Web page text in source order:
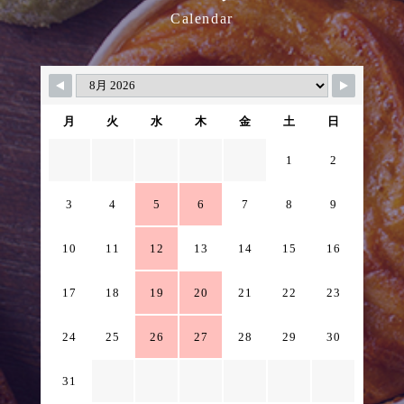
Calendar
月 火 水 木 金 土 日
1 2
3 4 5 6 7 8 9
10 11 12 13 14 15 16
17 18 19 20 21 22 23
24 25 26 27 28 29 30
31